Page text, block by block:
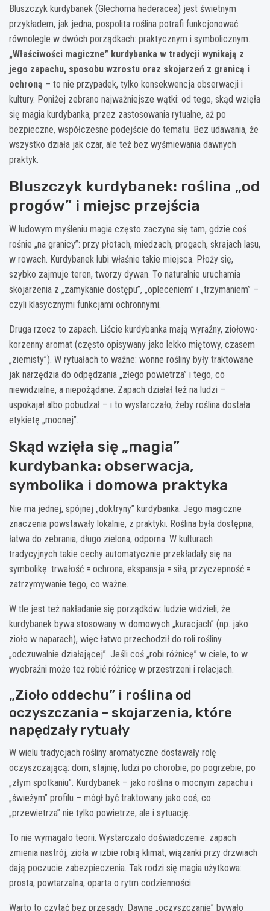
Bluszczyk kurdybanek (Glechoma hederacea) jest świetnym
przykładem, jak jedna, pospolita roślina potrafi funkcjonować
równolegle w dwóch porządkach: praktycznym i symbolicznym.
„Właściwości magiczne” kurdybanka w tradycji wynikają z
jego zapachu, sposobu wzrostu oraz skojarzeń z granicą i
ochroną – to nie przypadek, tylko konsekwencja obserwacji i
kultury. Poniżej zebrano najważniejsze wątki: od tego, skąd wzięła
się magia kurdybanka, przez zastosowania rytualne, aż po
bezpieczne, współczesne podejście do tematu. Bez udawania, że
wszystko działa jak czar, ale też bez wyśmiewania dawnych
praktyk.
Bluszczyk kurdybanek: roślina „od
progów” i miejsc przejścia
W ludowym myśleniu magia często zaczyna się tam, gdzie coś
rośnie „na granicy”: przy płotach, miedzach, progach, skrajach lasu,
w rowach. Kurdybanek lubi właśnie takie miejsca. Płoży się,
szybko zajmuje teren, tworzy dywan. To naturalnie uruchamia
skojarzenia z „zamykanie dostępu”, „opleceniem” i „trzymaniem” –
czyli klasycznymi funkcjami ochronnymi.
Druga rzecz to zapach. Liście kurdybanka mają wyraźny, ziołowo-
korzenny aromat (często opisywany jako lekko miętowy, czasem
„ziemisty”). W rytuałach to ważne: wonne rośliny były traktowane
jak narzędzia do odpędzania „złego powietrza” i tego, co
niewidzialne, a niepożądane. Zapach działał też na ludzi –
uspokajał albo pobudzał – i to wystarczało, żeby roślina dostała
etykietę „mocnej”.
Skąd wzięła się „magia”
kurdybanka: obserwacja,
symbolika i domowa praktyka
Nie ma jednej, spójnej „doktryny” kurdybanka. Jego magiczne
znaczenia powstawały lokalnie, z praktyki. Roślina była dostępna,
łatwa do zebrania, długo zielona, odporna. W kulturach
tradycyjnych takie cechy automatycznie przekładały się na
symbolikę: trwałość = ochrona, ekspansja = siła, przyczepność =
zatrzymywanie tego, co ważne.
W tle jest też nakładanie się porządków: ludzie widzieli, że
kurdybanek bywa stosowany w domowych „kuracjach” (np. jako
zioło w naparach), więc łatwo przechodził do roli rośliny
„odczuwalnie działającej”. Jeśli coś „robi różnicę” w ciele, to w
wyobraźni może też robić różnicę w przestrzeni i relacjach.
„Zioło oddechu” i roślina od
oczyszczania – skojarzenia, które
napędzały rytuały
W wielu tradycjach rośliny aromatyczne dostawały rolę
oczyszczającą: dom, stajnię, ludzi po chorobie, po pogrzebie, po
„złym spotkaniu”. Kurdybanek – jako roślina o mocnym zapachu i
„świeżym” profilu – mógł być traktowany jako coś, co
„przewietrza” nie tylko powietrze, ale i sytuację.
To nie wymagało teorii. Wystarczało doświadczenie: zapach
zmienia nastrój, zioła w izbie robią klimat, wiązanki przy drzwiach
dają poczucie zabezpieczenia. Tak rodzi się magia użytkowa:
prosta, powtarzalna, oparta o rytm codzienności.
Warto to czytać bez przesady. Dawne „oczyszczanie” bywało